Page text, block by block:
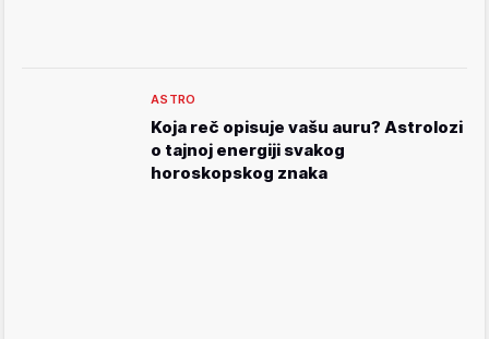
ASTRO
Koja reč opisuje vašu auru? Astrolozi
o tajnoj energiji svakog
horoskopskog znaka